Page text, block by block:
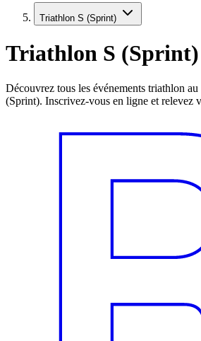
Triathlon S (Sprint)
Triathlon S (Sprint)
Découvrez tous les événements triathlon
(Sprint). Inscrivez-vous en ligne et relevez